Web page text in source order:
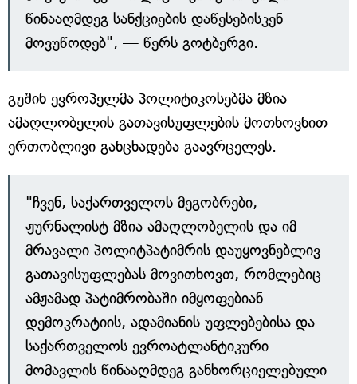
წინააღმდეგ სანქციების დაწესებისკენ
მოვუწოდებ", — წერს გოტბერგი.
გუშინ ევროპელმა პოლიტიკოსებმა მზია
ამაღლობელის გათავისუფლების მოთხოვნით
ერთობლივი განცხადება გაავრცელეს.
"ჩვენ, საქართველოს მეგობრები,
ჟურნალისტ მზია ამაღლობელის და იმ
მრავალი პოლიტპატიმრის დაუყოვნებლივ
გათავისუფლებას მოვითხოვთ, რომლებიც
ამჟამად პატიმრობაში იმყოფებიან
დემოკრატიის, ადამიანის უფლებებისა და
საქართველოს ევროატლანტიკური
მომავლის წინააღმდეგ განხორციელებული